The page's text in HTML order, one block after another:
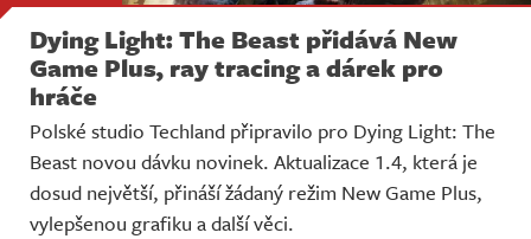
Dying Light: The Beast přidává New
Game Plus, ray tracing a dárek pro
hráče
Polské studio Techland připravilo pro Dying Light: The
Beast novou dávku novinek. Aktualizace 1.4, která je
dosud největší, přináší žádaný režim New Game Plus,
vylepšenou grafiku a další věci.